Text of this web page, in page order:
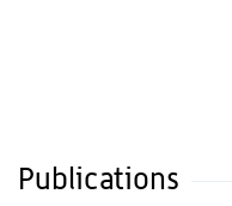
Publications